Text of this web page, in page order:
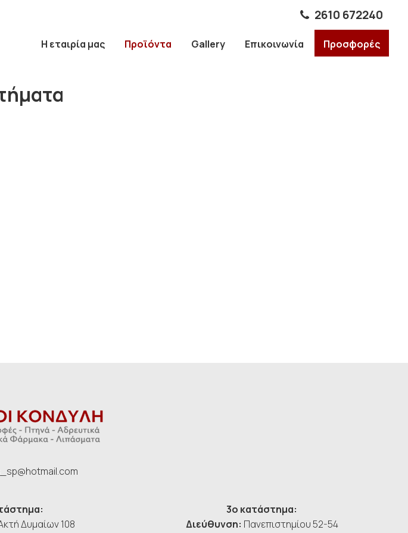
2610 672240
Η εταιρία μας Προϊόντα Gallery Επικοινωνία Προσφορές
Δυμαίων 108
3ο κατάστημα:
Διεύθυνση: Πανεπιστημίου 52-54